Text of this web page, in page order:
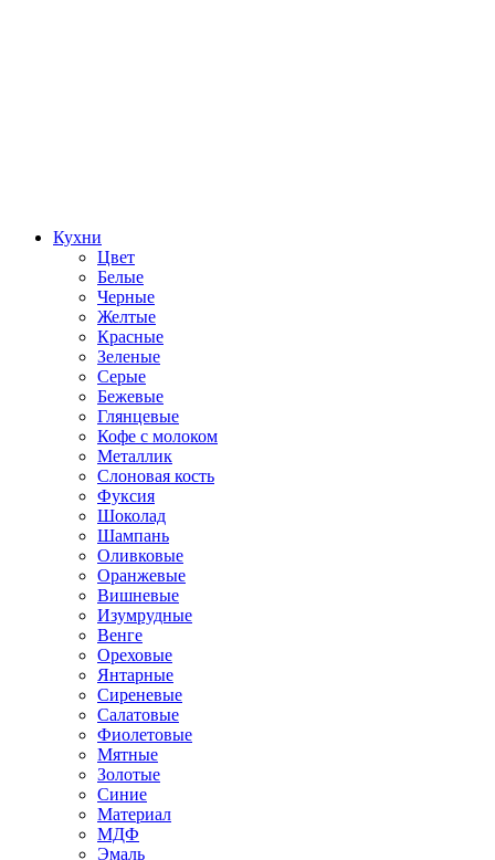
Кухни
Цвет
Белые
Черные
Желтые
Красные
Зеленые
Серые
Бежевые
Глянцевые
Кофе с молоком
Металлик
Слоновая кость
Фуксия
Шоколад
Шампань
Оливковые
Оранжевые
Вишневые
Изумрудные
Венге
Ореховые
Янтарные
Сиреневые
Салатовые
Фиолетовые
Мятные
Золотые
Синие
Материал
МДФ
Эмаль